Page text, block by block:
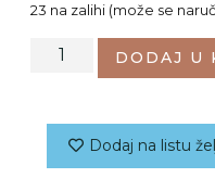
23 na zalihi (može se
DODAJ U
Dodaj na listu